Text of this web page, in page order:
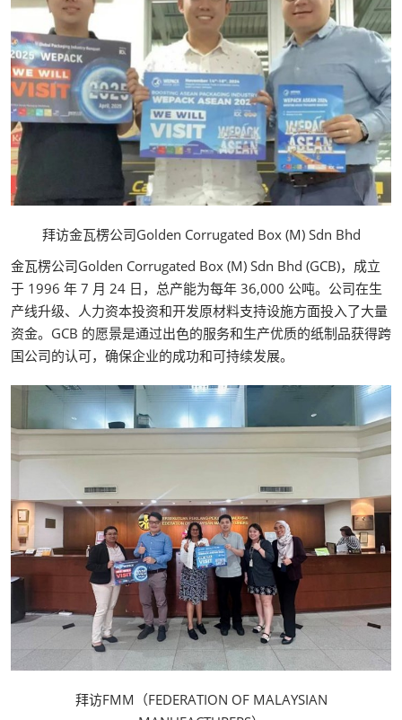
拜访金瓦楞公司Golden Corrugated Box (M) Sdn Bhd
金瓦楞公司Golden Corrugated Box (M) Sdn Bhd (GCB)，成立
于 1996 年 7 月 24 日，总产能为每年 36,000 公吨。公司在生
产线升级、人力资本投资和开发原材料支持设施方面投入了大量
资金。GCB 的愿景是通过出色的服务和生产优质的纸制品获得跨
国公司的认可，确保企业的成功和可持续发展。
拜访FMM（FEDERATION OF MALAYSIAN